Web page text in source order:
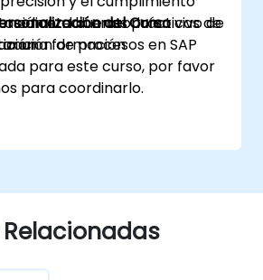
buenas prácticas de
en laboratorio en vivo de
de procesos en SAP
del Curso
una formación
para este curso, por favor
para coordinarlo.